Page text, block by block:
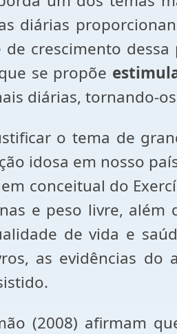
diárias
crescimento
se propõe
diárias, tornando-
o tema de
idosa em nosso
conceitual do
e peso livre,
de vida e
as evidências do
(2008) afirmam